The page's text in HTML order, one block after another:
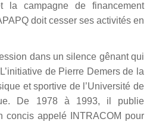
la campagne de financement
doit cesser ses activités en
dans un silence gênant qui
de Pierre Demers de la
et sportive de l’Université de
De 1978 à 1993, il publie
concis appelé INTRACOM pour